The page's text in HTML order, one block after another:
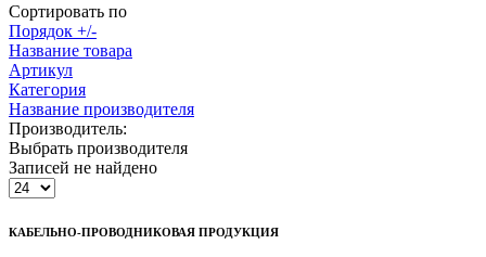
Сортировать по
Порядок +/-
Название товара
Артикул
Категория
Название производителя
Производитель:
Выбрать производителя
Записей не найдено
КАБЕЛЬНО-ПРОВОДНИКОВАЯ ПРОДУКЦИЯ